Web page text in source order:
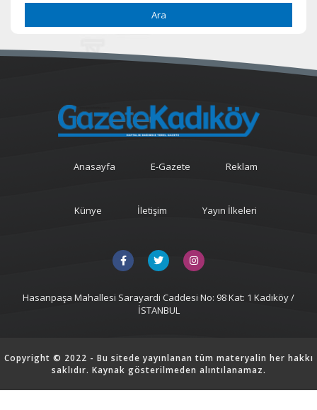
Ara
Anasayfa E-Gazete Reklam
Künye İletişim Yayın İlkeleri
Hasanpaşa Mahallesi Sarayardi Caddesi No: 98 Kat: 1 Kadıköy /
İSTANBUL
Copyright © 2022 - Bu sitede yayınlanan tüm materyalin her hakkı
saklıdır. Kaynak gösterilmeden alıntılanamaz.